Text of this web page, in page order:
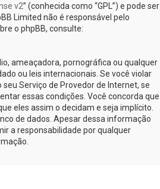
v2” (conhecida como “GPL”) e pode ser
Limited não é responsável pelo
o phpBB, consulte:
ameaçadora, pornográfica ou qualquer
ou leis internacionais. Se você violar
Serviço de Provedor de Internet, se
essas condições. Você concorda que
eles assim o decidam e seja implícito.
de dados. Apesar dessa informação
a responsabilidade por qualquer